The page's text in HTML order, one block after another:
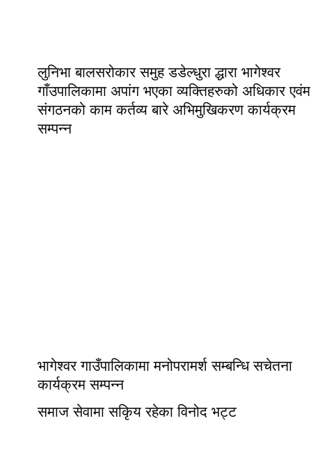
लुनिभा बालसरोकार समुह डडेल्धुरा द्धारा भागेश्वर
गाँउपालिकामा अपांग भएका व्यक्तिहरुको अधिकार एवंम
संगठनको काम कर्तव्य बारे अभिमुखिकरण कार्यक्रम
सम्पन्न
भागेश्वर गाउँपालिकामा मनोपरामर्श सम्बन्धि सचेतना
कार्यक्रम सम्पन्न
समाज सेवामा सकिृय रहेका विनोद भट्ट